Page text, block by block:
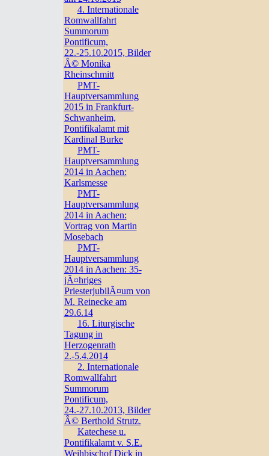
4. Internationale
Romwallfahrt
Summorum
Pontificum,
22.-25.10.2015, Bilder
Â© Monika
Rheinschmitt
PMT-
Hauptversammlung
2015 in Frankfurt-
Schwanheim,
Pontifikalamt mit
Kardinal Burke
PMT-
Hauptversammlung
2014 in Aachen:
Karlsmesse
PMT-
Hauptversammlung
2014 in Aachen:
Vortrag von Martin
Mosebach
PMT-
Hauptversammlung
2014 in Aachen: 35-
jÃ¤hriges
PriesterjubilÃ¤um von
M. Reinecke am
29.6.14
16. Liturgische
Tagung in
Herzogenrath
2.-5.4.2014
2. Internationale
Romwallfahrt
Summorum
Pontificum,
24.-27.10.2013, Bilder
Â© Berthold Strutz.
Katechese u.
Pontifikalamt v. S.E.
Weihbischof Dick in